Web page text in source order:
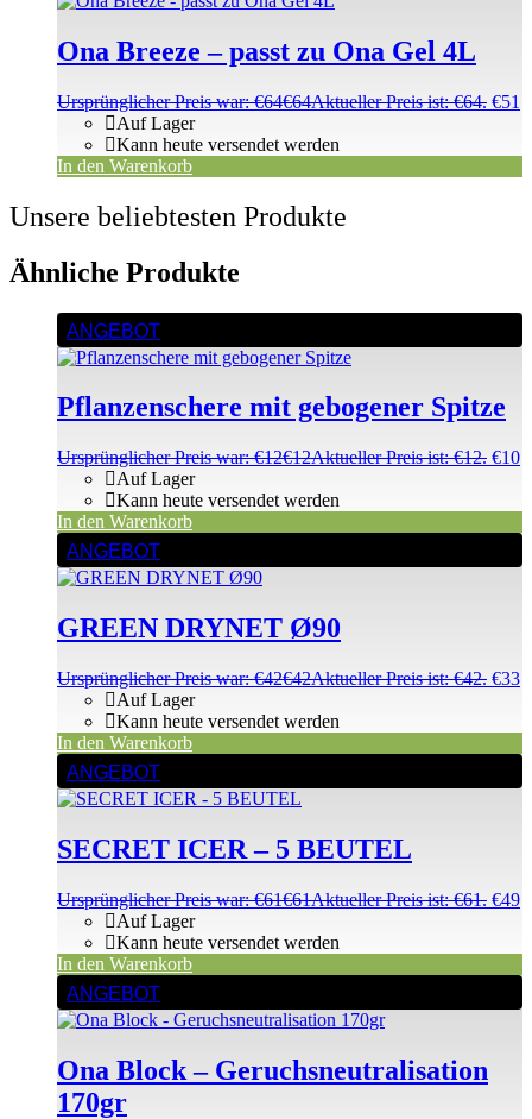
Ona Breeze – passt zu Ona Gel 4L
Ursprünglicher Preis war: €64€64Aktueller Preis ist: €64. €51
Auf Lager
Kann heute versendet werden
In den Warenkorb
Unsere beliebtesten Produkte
Ähnliche Produkte
ANGEBOT
Pflanzenschere mit gebogener Spitze
Ursprünglicher Preis war: €12€12Aktueller Preis ist: €12. €10
Auf Lager
Kann heute versendet werden
In den Warenkorb
ANGEBOT
GREEN DRYNET Ø90
Ursprünglicher Preis war: €42€42Aktueller Preis ist: €42. €33
Auf Lager
Kann heute versendet werden
In den Warenkorb
ANGEBOT
SECRET ICER – 5 BEUTEL
Ursprünglicher Preis war: €61€61Aktueller Preis ist: €61. €49
Auf Lager
Kann heute versendet werden
In den Warenkorb
ANGEBOT
Ona Block – Geruchsneutralisation
170gr